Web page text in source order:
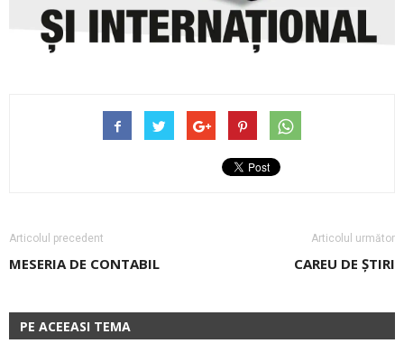
Articolul precedent
MESERIA DE CONTABIL
Articolul următor
CAREU DE ŞTIRI
PE ACEEASI TEMA